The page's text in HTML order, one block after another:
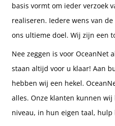
basis vormt om ieder verzoek
realiseren. Iedere wens van
ons ultieme doel. Wij zijn een
Nee zeggen is voor OceanNet
staan altijd voor u klaar! Aan
hebben wij een hekel.
alles. Onze klanten kunnen
niveau, in hun eigen taal, hulp